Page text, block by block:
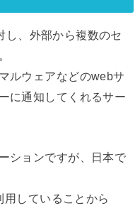
し、外部から複数のセ
ルウェアなどのwebサ
に通知してくれるサー
ションですが、日本で
していることから